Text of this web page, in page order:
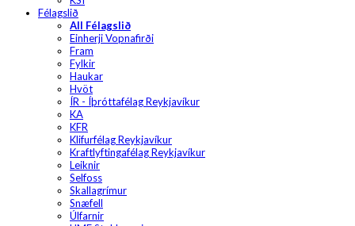
Félagslið
All Félagslið
Einherji Vopnafirði
Fram
Fylkir
Haukar
Hvöt
ÍR - Íþróttafélag Reykjavíkur
KA
KFR
Klifurfélag Reykjavíkur
Kraftlyftingafélag Reykjavíkur
Leiknir
Selfoss
Skallagrímur
Snæfell
Úlfarnir